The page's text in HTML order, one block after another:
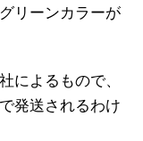
リーンカラーが
によるもので、
発送されるわけ